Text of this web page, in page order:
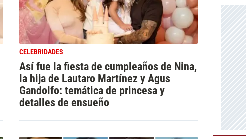
CELEBRIDADES
Así fue la fiesta de cumpleaños de Nina,
la hija de Lautaro Martínez y Agus
Gandolfo: temática de princesa y
detalles de ensueño